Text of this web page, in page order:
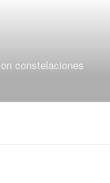
constelaciones